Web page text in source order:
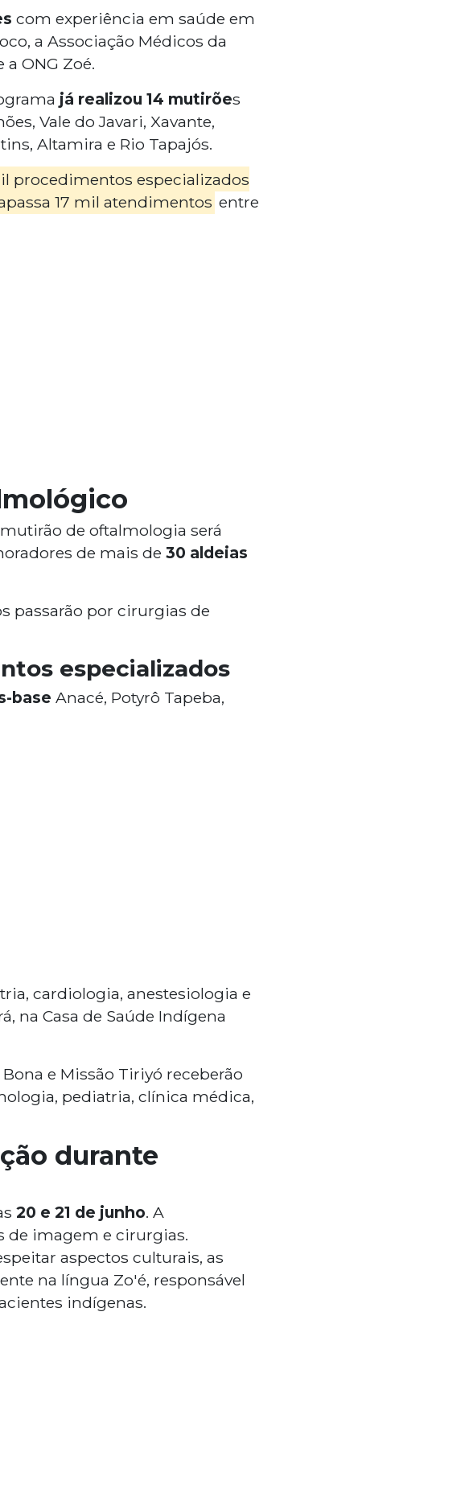
com experiência em saúde em
a Associação Médicos da
ONG Zoé.
já realizou 14 mutirões
Vale do Javari, Xavante,
Altamira e Rio Tapajós.
procedimentos especializados
17 mil atendimentos entre
de oftalmologia será
de mais de 30 aldeias
passarão por cirurgias de
especializados
base Anacé, Potyrô Tapeba,
cardiologia, anestesiologia e
na Casa de Saúde Indígena
e Missão Tiriyó receberão
pediatria, clínica médica,
durante
20 e 21 de junho. A
de imagem e cirurgias.
aspectos culturais, as
na língua Zo'é, responsável
indígenas.